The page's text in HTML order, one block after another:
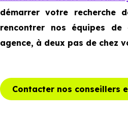
démarrer votre recherche
rencontrer nos équipes de
agence, à deux pas de chez
Contacter nos conseillers